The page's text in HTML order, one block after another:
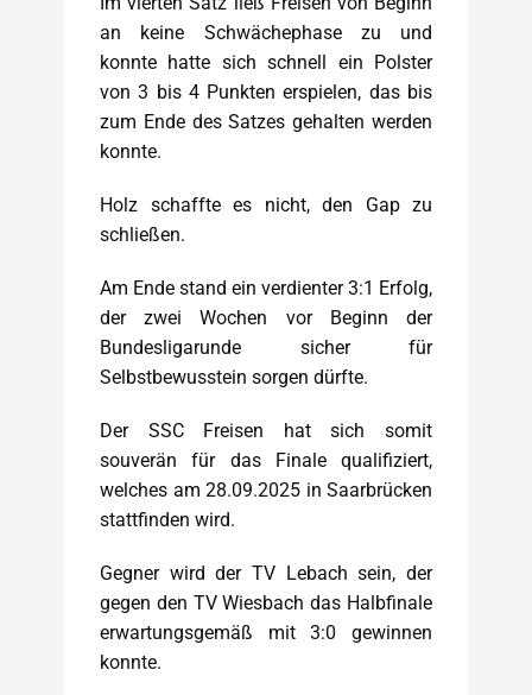
an keine Schwächephase zu und
konnte hatte sich schnell ein Polster
von 3 bis 4 Punkten erspielen, das bis
zum Ende des Satzes gehalten werden
konnte.
Holz schaffte es nicht, den Gap zu
schließen.
Am Ende stand ein verdienter 3:1 Erfolg,
der zwei Wochen vor Beginn der
Bundesligarunde sicher für
Selbstbewusstein sorgen dürfte.
Der SSC Freisen hat sich somit
souverän für das Finale qualifiziert,
welches am 28.09.2025 in Saarbrücken
stattfinden wird.
Gegner wird der TV Lebach sein, der
gegen den TV Wiesbach das Halbfinale
erwartungsgemäß mit 3:0 gewinnen
konnte.